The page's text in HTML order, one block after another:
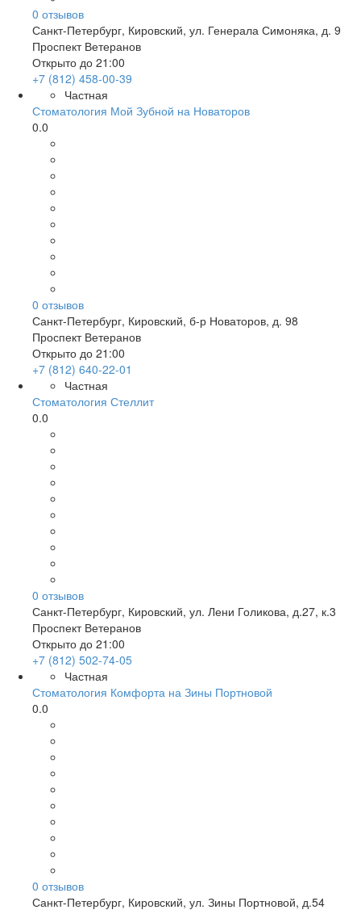
0 отзывов
Санкт-Петербург, Кировский, ул. Генерала Симоняка, д. 9
Проспект Ветеранов
Открыто до 21:00
+7 (812) 458-00-39
Частная
Стоматология Мой Зубной на Новаторов
0.0
0 отзывов
Санкт-Петербург, Кировский, б-р Новаторов, д. 98
Проспект Ветеранов
Открыто до 21:00
+7 (812) 640-22-01
Частная
Стоматология Стеллит
0.0
0 отзывов
Санкт-Петербург, Кировский, ул. Лени Голикова, д.27, к.3
Проспект Ветеранов
Открыто до 21:00
+7 (812) 502-74-05
Частная
Стоматология Комфорта на Зины Портновой
0.0
0 отзывов
Санкт-Петербург, Кировский, ул. Зины Портновой, д.54